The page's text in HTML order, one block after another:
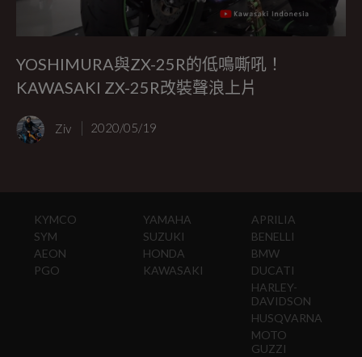
YOSHIMURA與ZX-25R的低鳴嘶吼！
KAWASAKI ZX-25R改裝聲浪上片
Ziv 2020/05/19
KYMCO
SYM
AEON
PGO
YAMAHA
SUZUKI
HONDA
KAWASAKI
APRILIA
BENELLI
BMW
DUCATI
HARLEY-
DAVIDSON
HUSQVARNA
MOTO
GUZZI